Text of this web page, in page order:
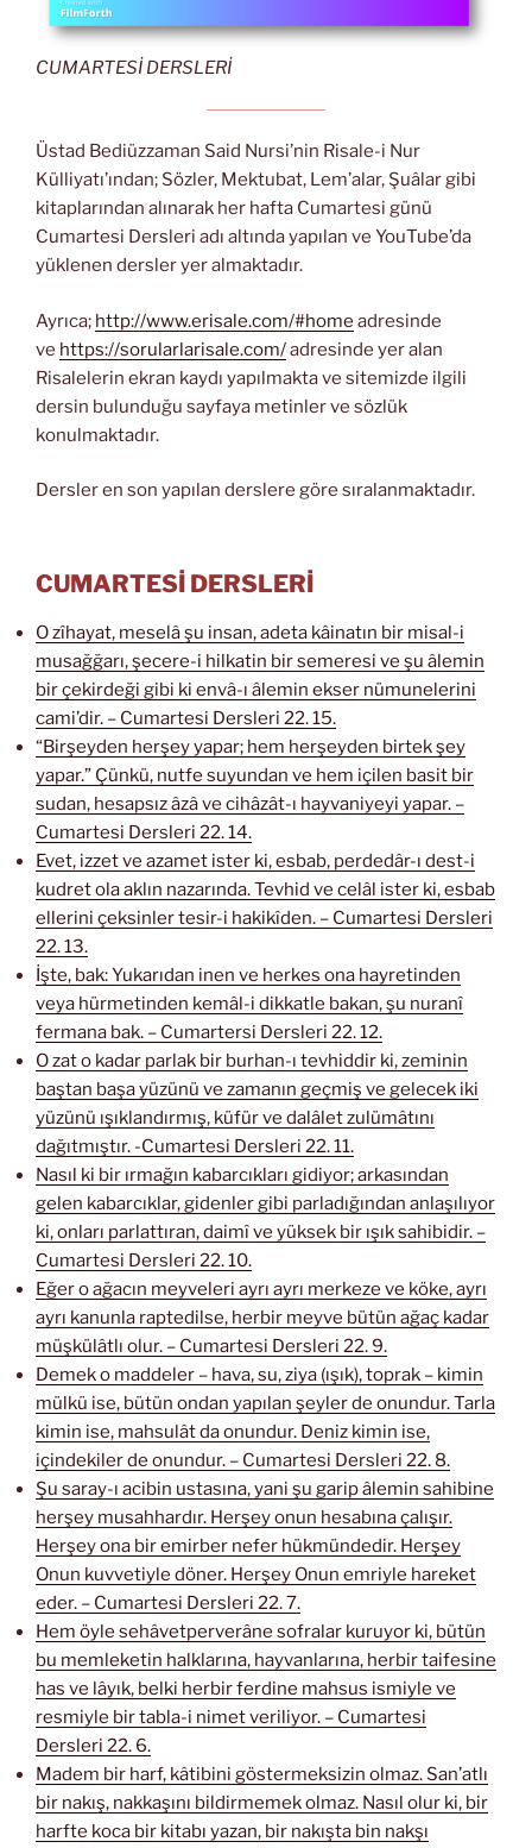
CUMARTESİ DERSLERİ
Üstad Bediüzzaman Said Nursi’nin Risale-i Nur
Külliyatı’ından; Sözler, Mektubat, Lem’alar, Şuâlar gibi
kitaplarından alınarak her hafta Cumartesi günü
Cumartesi Dersleri adı altında yapılan ve YouTube’da
yüklenen dersler yer almaktadır.
Ayrıca; http://www.erisale.com/#home adresinde
ve https://sorularlarisale.com/adresinde yer alan
Risalelerin ekran kaydı yapılmakta ve sitemizde ilgili
dersin bulunduğu sayfaya metinler ve sözlük
konulmaktadır.
Dersler en son yapılan derslere göre sıralanmaktadır.
CUMARTESİ DERSLERİ
O zîhayat, meselâ şu insan, adeta kâinatın bir misal-i
musağğarı, şecere-i hilkatin bir semeresi ve şu âlemin
bir çekirdeği gibi ki envâ-ı âlemin ekser nümunelerini
cami’dir. – Cumartesi Dersleri 22. 15.
“Birşeyden herşey yapar; hem herşeyden birtek şey
yapar.” Çünkü, nutfe suyundan ve hem içilen basit bir
sudan, hesapsız âzâ ve cihâzât-ı hayvaniyeyi yapar. –
Cumartesi Dersleri 22. 14.
Evet, izzet ve azamet ister ki, esbab, perdedâr-ı dest-i
kudret ola aklın nazarında. Tevhid ve celâl ister ki, esbab
ellerini çeksinler tesir-i hakikîden. – Cumartesi Dersleri
22. 13.
İşte, bak: Yukarıdan inen ve herkes ona hayretinden
veya hürmetinden kemâl-i dikkatle bakan, şu nuranî
fermana bak. – Cumartersi Dersleri 22. 12.
O zat o kadar parlak bir burhan-ı tevhiddir ki, zeminin
baştan başa yüzünü ve zamanın geçmiş ve gelecek iki
yüzünü ışıklandırmış, küfür ve dalâlet zulümâtını
dağıtmıştır. -Cumartesi Dersleri 22. 11.
Nasıl ki bir ırmağın kabarcıkları gidiyor; arkasından
gelen kabarcıklar, gidenler gibi parladığından anlaşılıyor
ki, onları parlattıran, daimî ve yüksek bir ışık sahibidir. –
Cumartesi Dersleri 22. 10.
Eğer o ağacın meyveleri ayrı ayrı merkeze ve köke, ayrı
ayrı kanunla raptedilse, herbir meyve bütün ağaç kadar
müşkülâtlı olur. – Cumartesi Dersleri 22. 9.
Demek o maddeler – hava, su, ziya (ışık), toprak – kimin
mülkü ise, bütün ondan yapılan şeyler de onundur. Tarla
kimin ise, mahsulât da onundur. Deniz kimin ise,
içindekiler de onundur. – Cumartesi Dersleri 22. 8.
Şu saray-ı acibin ustasına, yani şu garip âlemin sahibine
herşey musahhardır. Herşey onun hesabına çalışır.
Herşey ona bir emirber nefer hükmündedir. Herşey
Onun kuvvetiyle döner. Herşey Onun emriyle hareket
eder. – Cumartesi Dersleri 22. 7.
Hem öyle sehâvetperverâne sofralar kuruyor ki, bütün
bu memleketin halklarına, hayvanlarına, herbir taifesine
has ve lâyık, belki herbir ferdine mahsus ismiyle ve
resmiyle bir tabla-i nimet veriliyor. – Cumartesi
Dersleri 22. 6.
Madem bir harf, kâtibini göstermeksizin olmaz. San’atlı
bir nakış, nakkaşını bildirmemek olmaz. Nasıl olur ki, bir
harfte koca bir kitabı yazan, bir nakışta bin nakşı